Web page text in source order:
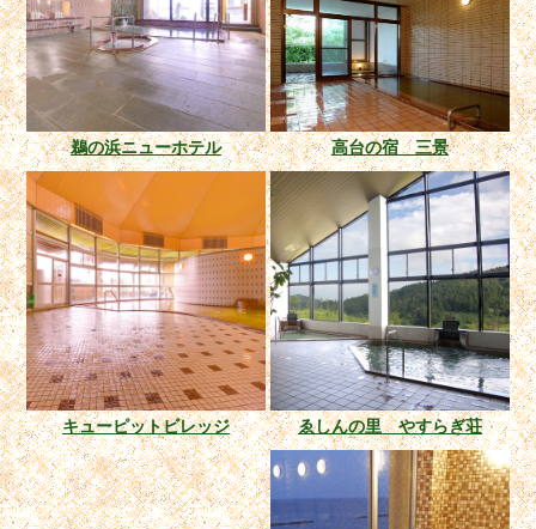
鵜の浜ニューホテル 高台の宿 三景
キューピットビレッジ ゑしんの里 やすらぎ荘